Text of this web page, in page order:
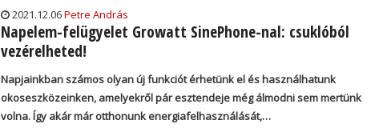
2021.12.06Petre András
Napelem-felügyelet Growatt SinePhone-nal: csuklóból
vezérelheted!
Napjainkban számos olyan új funkciót érhetünk el és használhatunk
okoseszközeinken, amelyekről pár esztendeje még álmodni sem mertünk
volna. Így akár már otthonunk energiafelhasználását,…